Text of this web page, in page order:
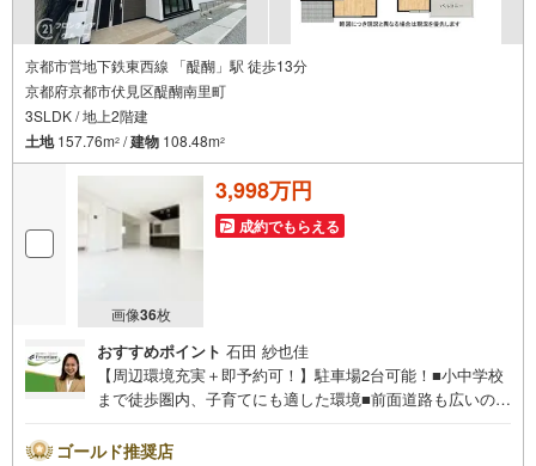
京都市営地下鉄東西線 「醍醐」駅 徒歩13分
京都府京都市伏見区醍醐南里町
3SLDK / 地上2階建
土地157.76m2 /建物 108.48m2
画像36枚
3,998万円
成約でもらえる
おすすめポイント 石田 紗也佳
【周辺環境充実＋即予約可！】駐車場2台可能！■小中学校
まで徒歩圏内、子育てにも適した環境■前面道路も広いので
しやすいです 特徴・落ち着いた住環境で生活することが可
ゴールド推奨店